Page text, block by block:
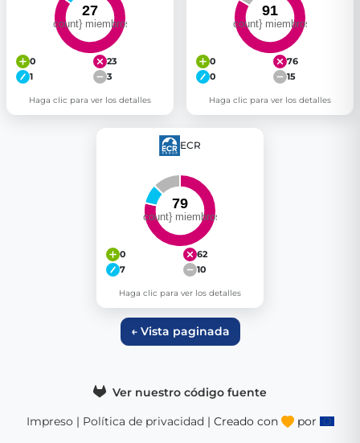
0
23
1
3
Haga clic para ver los detalles
0
76
0
15
Haga clic para ver los detalles
ECR
0
62
7
10
Haga clic para ver los detalles
← Vista paginada
Ver nuestro código fuente
Impreso | Política de privacidad | Creado con
por